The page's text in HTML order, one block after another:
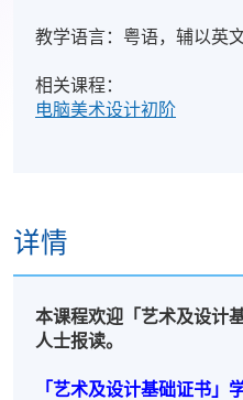
教学语言：粤语，辅以英
相关课程：
电脑美术设计初阶
详情
本课程欢迎「艺术及设计
人士报读。
「艺术及设计基础证书」